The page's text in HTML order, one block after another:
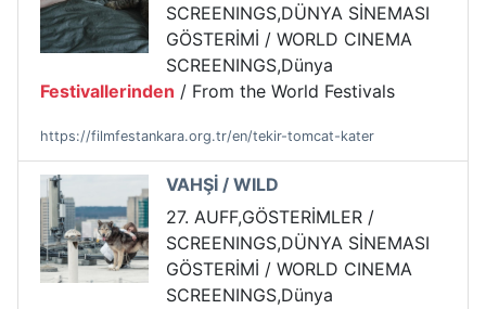
SCREENINGS,DÜNYA SİNEMASI
GÖSTERİMİ / WORLD CINEMA
SCREENINGS,Dünya
Festivallerinden / From the World Festivals
https://filmfestankara.org.tr/en/tekir-tomcat-kater
VAHŞİ / WILD
27. AUFF,GÖSTERİMLER /
SCREENINGS,DÜNYA SİNEMASI
GÖSTERİMİ / WORLD CINEMA
SCREENINGS,Dünya